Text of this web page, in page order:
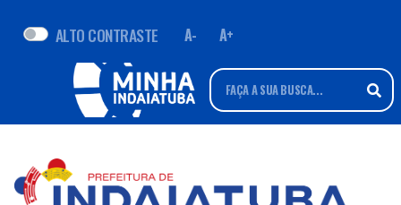
ALTO CONTRASTE A- A+